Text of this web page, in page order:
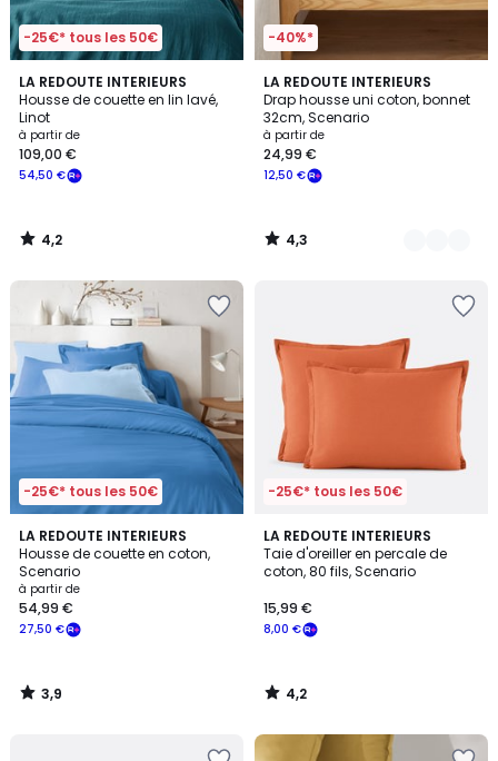
-25€* tous les 50€
LA REDOUTE INTERIEURS
Housse de couette en lin lavé,
Linot
à partir de
54,50 €
109,00 €
4,2
/ 5
4,2
/
-40%*
LA REDOUTE INTERIEURS
Drap housse uni coton, bonnet
32cm, Scenario
à partir de
12,50 €
24,99 €
4,3
/ 5
22
Couleurs
4,3
/
-25€* tous les 50€
LA REDOUTE INTERIEURS
Housse de couette en coton,
Scenario
à partir de
27,50 €
54,99 €
3,9
/ 5
3,9
/
-25€* tous les 50€
LA REDOUTE INTERIEURS
Taie d'oreiller en percale de
coton, 80 fils, Scenario
8,00 €
15,99 €
4,2
/ 5
4,2
/